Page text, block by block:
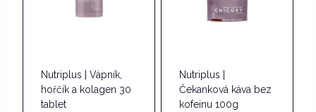
Nutriplus | Vápník,
hořčík a kolagen 30
tablet
Nutriplus |
Čekanková káva bez
kofeinu 100g